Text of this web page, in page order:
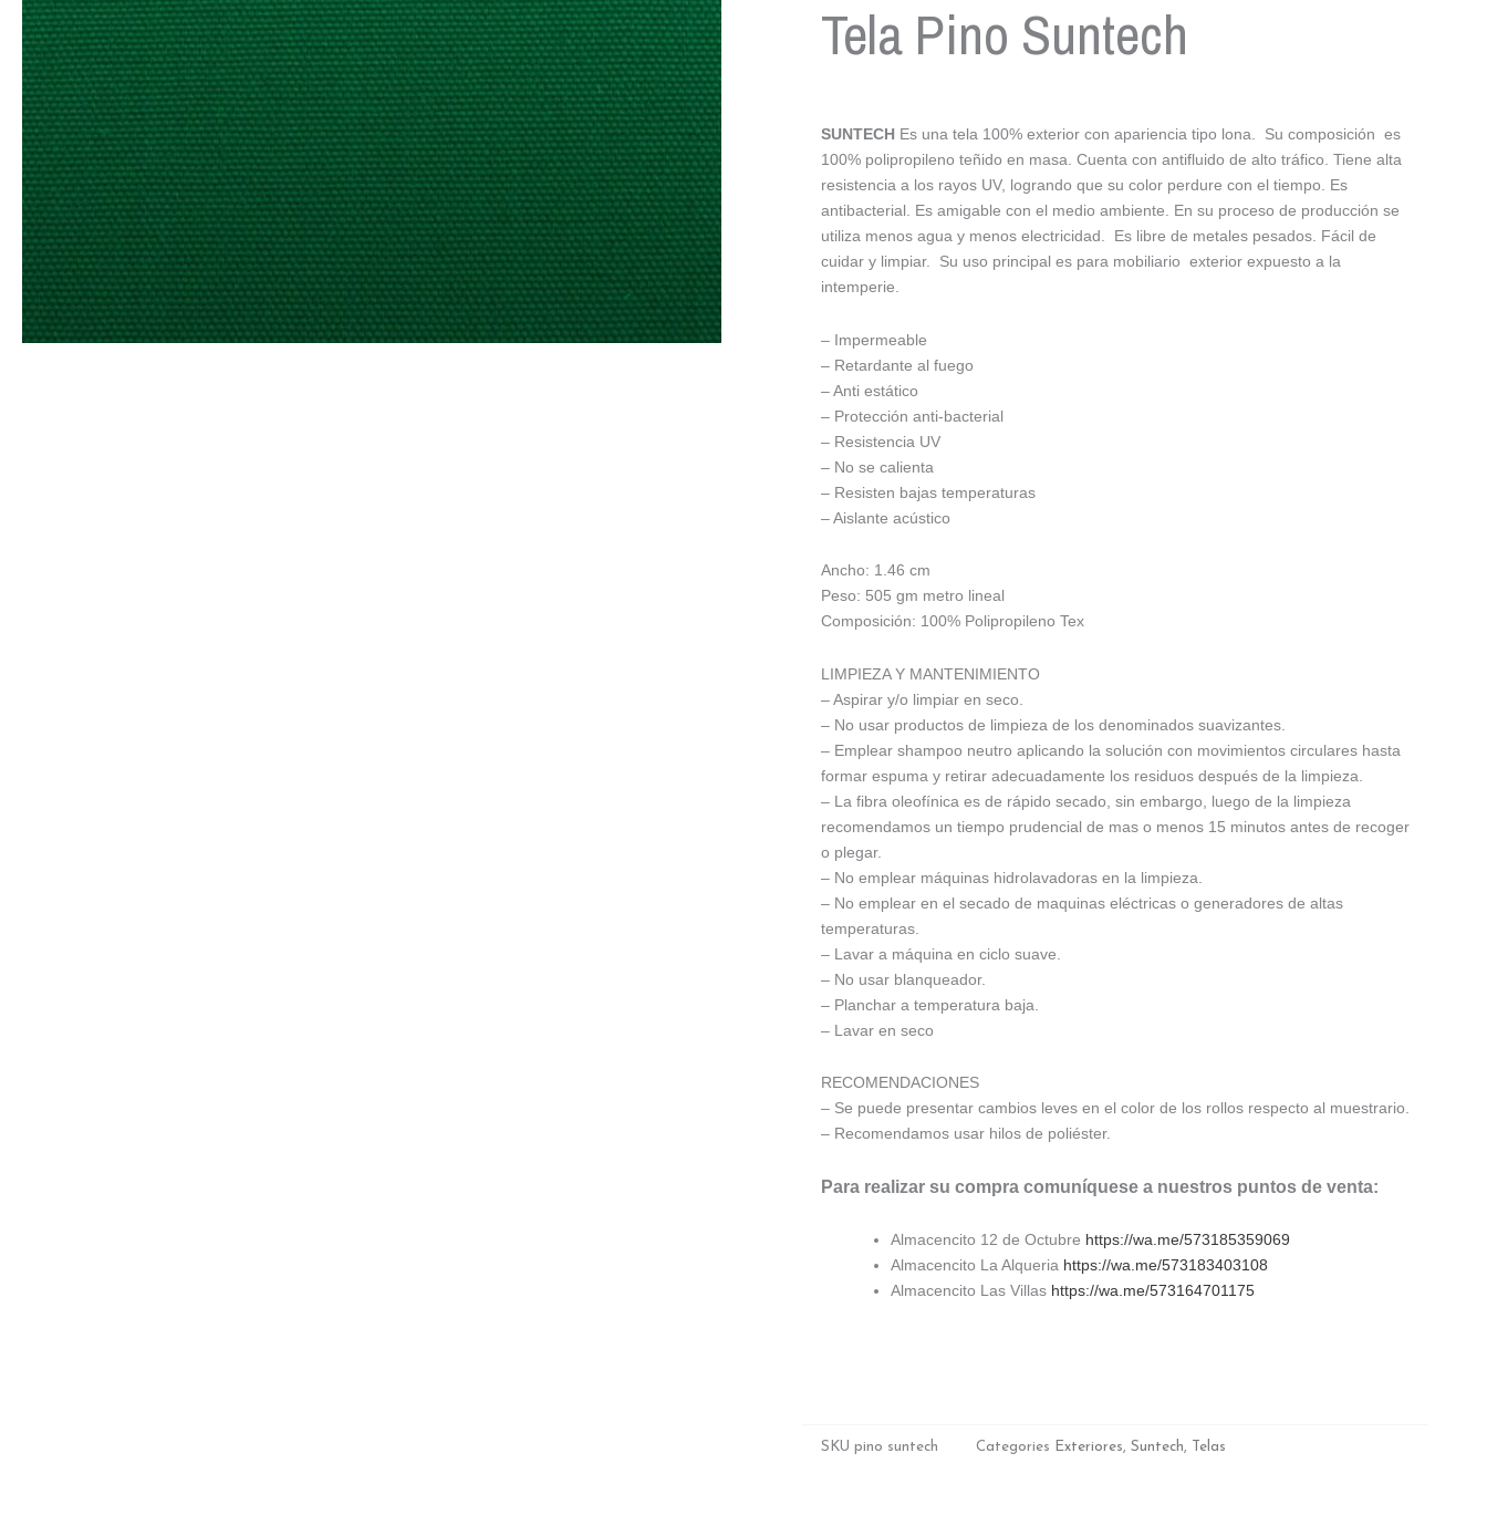
Tela Pino Suntech
SUNTECH Es una tela 100% exterior con apariencia tipo lona. Su composición es
100% polipropileno teñido en masa. Cuenta con antifluido de alto tráfico. Tiene alta
resistencia a los rayos UV, logrando que su color perdure con el tiempo. Es
antibacterial. Es amigable con el medio ambiente. En su proceso de producción se
utiliza menos agua y menos electricidad. Es libre de metales pesados. Fácil de
cuidar y limpiar. Su uso principal es para mobiliario exterior expuesto a la
intemperie.
– Impermeable
– Retardante al fuego
– Anti estático
– Protección anti-bacterial
– Resistencia UV
– No se calienta
– Resisten bajas temperaturas
– Aislante acústico
Ancho: 1.46 cm
Peso: 505 gm metro lineal
Composición: 100% Polipropileno Tex
LIMPIEZA Y MANTENIMIENTO
– Aspirar y/o limpiar en seco.
– No usar productos de limpieza de los denominados suavizantes.
– Emplear shampoo neutro aplicando la solución con movimientos circulares hasta
formar espuma y retirar adecuadamente los residuos después de la limpieza.
– La fibra oleofínica es de rápido secado, sin embargo, luego de la limpieza
recomendamos un tiempo prudencial de mas o menos 15 minutos antes de recoger
o plegar.
– No emplear máquinas hidrolavadoras en la limpieza.
– No emplear en el secado de maquinas eléctricas o generadores de altas
temperaturas.
– Lavar a máquina en ciclo suave.
– No usar blanqueador.
– Planchar a temperatura baja.
– Lavar en seco
RECOMENDACIONES
– Se puede presentar cambios leves en el color de los rollos respecto al muestrario.
– Recomendamos usar hilos de poliéster.
Para realizar su compra comuníquese a nuestros puntos de venta:
Almacencito 12 de Octubre https://wa.me/573185359069
Almacencito La Alqueria https://wa.me/573183403108
Almacencito Las Villas https://wa.me/573164701175
SKU pino suntech Categories Exteriores, Suntech, Telas